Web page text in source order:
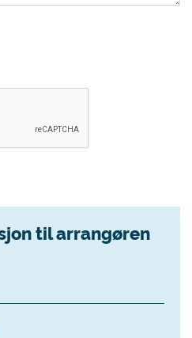
til arrangøren